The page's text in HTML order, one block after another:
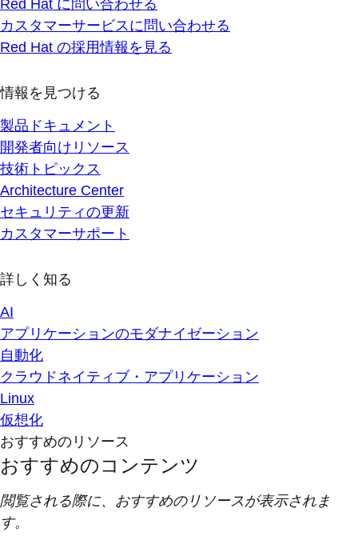
Red Hat に問い合わせる
カスタマーサービスに問い合わせる
Red Hat の採用情報を見る
情報を見つける
製品ドキュメント
開発者向けリソース
技術トピックス
Architecture Center
セキュリティの更新
カスタマーサポート
詳しく知る
AI
アプリケーションのモダナイゼーション
自動化
クラウドネイティブ・アプリケーション
Linux
仮想化
おすすめのリソース
おすすめのコンテンツ
閲覧される際に、おすすめのリソースが表示されま
す。